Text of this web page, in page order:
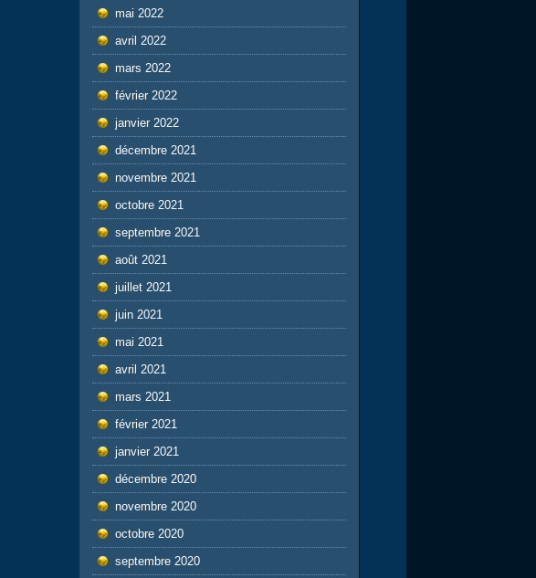
mai 2022
avril 2022
mars 2022
février 2022
janvier 2022
décembre 2021
novembre 2021
octobre 2021
septembre 2021
août 2021
juillet 2021
juin 2021
mai 2021
avril 2021
mars 2021
février 2021
janvier 2021
décembre 2020
novembre 2020
octobre 2020
septembre 2020